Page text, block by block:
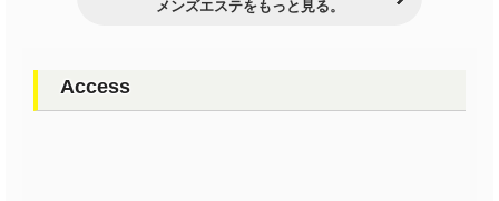
メンズエステをもっと見る。
Access